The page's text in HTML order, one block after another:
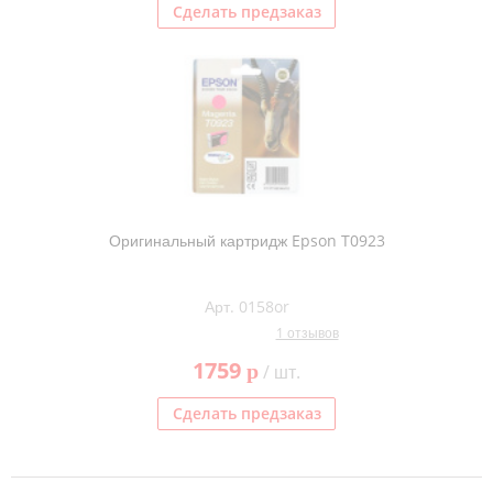
Сделать предзаказ
Оригинальный картридж Epson T0923
Арт. 0158or
1 отзывов
1759 p/ шт.
Сделать предзаказ